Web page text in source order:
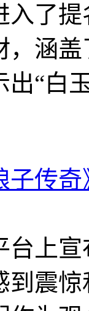
入了
，涵
“白
子传
台上
到震